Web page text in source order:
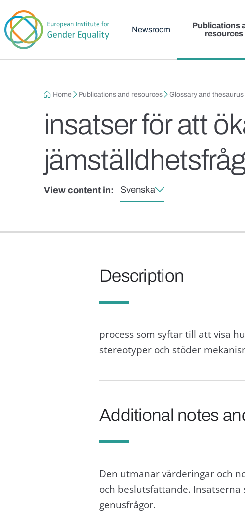
Newsroom
Publications
resources
Breadcrumb
Home Publications and resources Glossary and thesaurus
insatser för att
View content in: Svenska
Description
process som syftar till att visa
stereotyper och stöder
Additional notes
Den utmanar värderingar och
och beslutsfattande.
genusfrågor.